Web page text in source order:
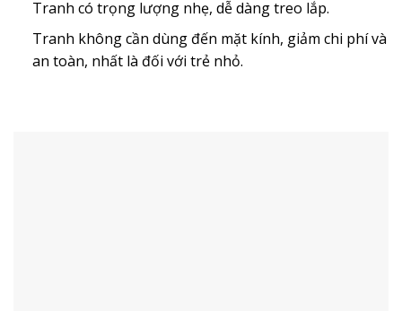
Tranh có trọng lượng nhẹ, dễ dàng treo lắp.
Tranh không cần dùng đến mặt kính, giảm chi phí và
an toàn, nhất là đối với trẻ nhỏ.